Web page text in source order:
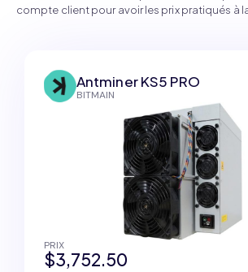
compte client pour avoir les prix pratiqués à la
Antminer KS5 PRO
BITMAIN
PRIX
$3,752.50